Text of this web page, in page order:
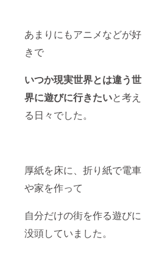
あまりにもアニメなどが好
きで
いつか現実世界とは違う世
界に遊びに行きたいと考え
る日々でした。
厚紙を床に、折り紙で電車
や家を作って
自分だけの街を作る遊びに
没頭していました。